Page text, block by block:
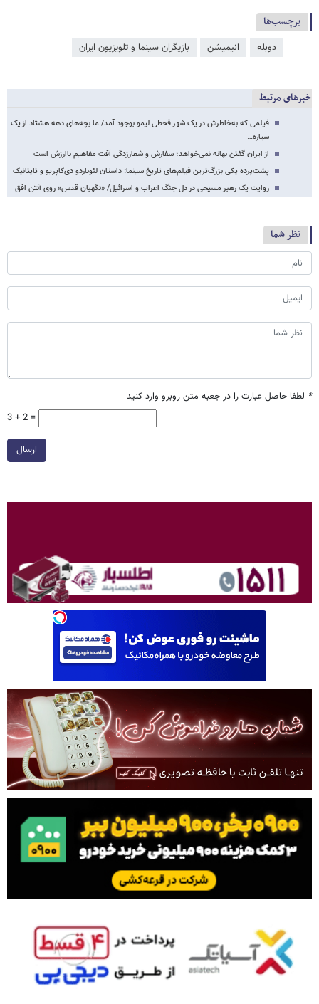
برچسب‌ها
دوبله انیمیشن بازیگران سینما و تلویزیون ایران
خبرهای مرتبط
فیلمی که به‌خاطرش در یک شهر قحطی لیمو بوجود آمد/ ما بچه‌های دهه هشتاد از یک
سیاره…
از ایران گفتن بهانه نمی‌خواهد؛ سفارش و شعارزدگی آفت مفاهیم باارزش است
پشت‌پرده یکی بزرگ‌ترین فیلم‌های تاریخ سینما: داستان لئوناردو دی‌کاپریو و تایتانیک
روایت یک رهبر مسیحی در دل جنگ اعراب و اسرائیل/ «نگهبان قدس» روی آنتن افق
نظر شما
* لطفا حاصل عبارت را در جعبه متن روبرو وارد کنید
3 + 2 =
ارسال